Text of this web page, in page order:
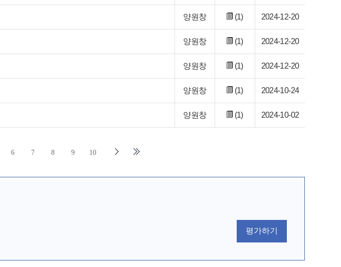
양원창 (1) 2024-12-20
양원창 (1) 2024-12-20
양원창 (1) 2024-12-20
양원창 (1) 2024-10-24
양원창 (1) 2024-10-02
6 7 8 9 10
평가하기